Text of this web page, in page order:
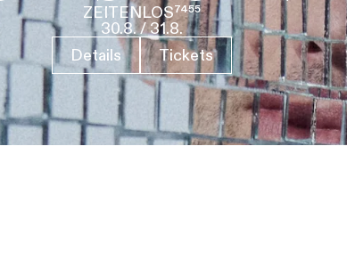
ZEITENLOS⁷⁴⁵⁵
30.8./31.8.
Details
Tickets